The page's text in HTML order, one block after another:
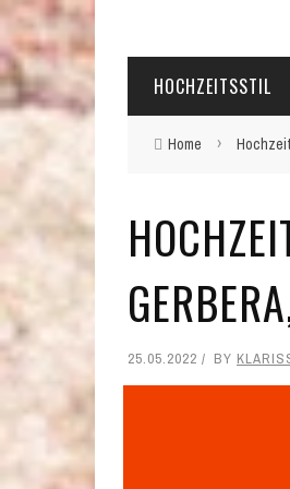
HOCHZEITSSTIL
Home ›
25.05.2022 BY